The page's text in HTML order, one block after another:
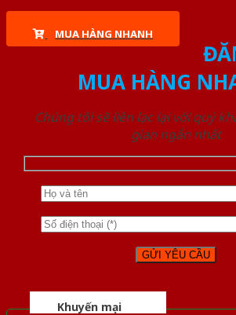
MUA HÀNG NHANH
MUA HÀNG
Chúng tôi sẽ liên lạc lại với quý
gian ngắn nhất
Khuyến mại